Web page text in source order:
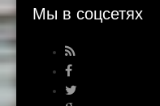
Мы в соцсетях